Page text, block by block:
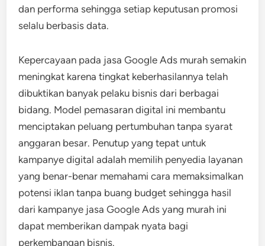
dan performa sehingga setiap keputusan promosi
selalu berbasis data.
Kepercayaan pada jasa Google Ads murah semakin
meningkat karena tingkat keberhasilannya telah
dibuktikan banyak pelaku bisnis dari berbagai
bidang. Model pemasaran digital ini membantu
menciptakan peluang pertumbuhan tanpa syarat
anggaran besar. Penutup yang tepat untuk
kampanye digital adalah memilih penyedia layanan
yang benar-benar memahami cara memaksimalkan
potensi iklan tanpa buang budget sehingga hasil
dari kampanye jasa Google Ads yang murah ini
dapat memberikan dampak nyata bagi
perkembangan bisnis.